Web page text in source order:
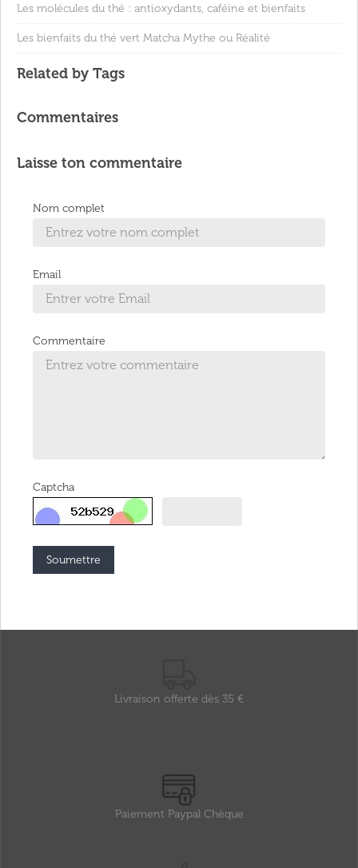
Les molécules du thé : antioxydants, caféine et bienfaits
Les bienfaits du thé vert Matcha Mythe ou Réalité
Related by Tags
Commentaires
Laisse ton commentaire
Nom complet
Email
Commentaire
Captcha
Soumettre
Livraison offerte dès 35 €
Paiement Paypal Chèque